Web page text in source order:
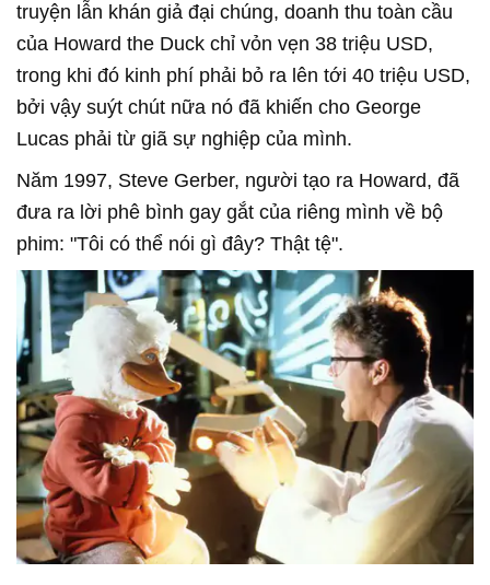
truyện lẫn khán giả đại chúng, doanh thu toàn cầu
của Howard the Duck chỉ vỏn vẹn 38 triệu USD,
trong khi đó kinh phí phải bỏ ra lên tới 40 triệu USD,
bởi vậy suýt chút nữa nó đã khiến cho George
Lucas phải từ giã sự nghiệp của mình.
Năm 1997, Steve Gerber, người tạo ra Howard, đã
đưa ra lời phê bình gay gắt của riêng mình về bộ
phim: "Tôi có thể nói gì đây? Thật tệ".